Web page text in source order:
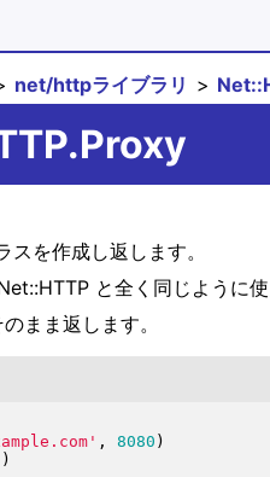
net/httpライブラリ
を作成し返します。
と全く同じように
まま返します。
, 8080 )
)